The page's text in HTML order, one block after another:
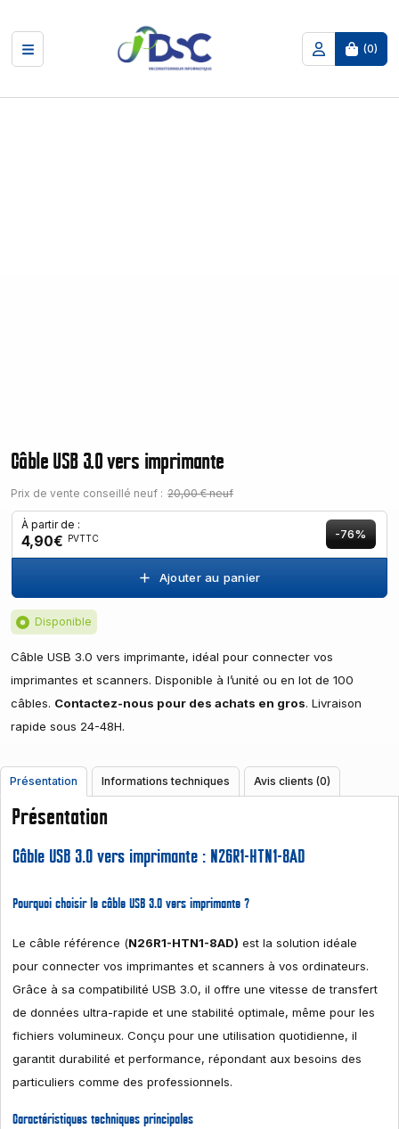
(0)
Câble USB 3.0 vers imprimante
Prix de vente conseillé neuf : 20,00 € neuf
À partir de :
4,90€ PVTTC -76%
Ajouter au panier
Disponible
Câble USB 3.0 vers imprimante, idéal pour connecter vos
imprimantes et scanners. Disponible à l’unité ou en lot de 100
câbles. Contactez-nous pour des achats en gros. Livraison
rapide sous 24-48H.
Présentation Informations techniques Avis clients (0)
Présentation
Câble USB 3.0 vers imprimante : N26R1-HTN1-8AD
Pourquoi choisir le câble USB 3.0 vers imprimante ?
Le câble référence (N26R1-HTN1-8AD) est la solution idéale
pour connecter vos imprimantes et scanners à vos ordinateurs.
Grâce à sa compatibilité USB 3.0, il offre une vitesse de transfert
de données ultra-rapide et une stabilité optimale, même pour les
fichiers volumineux. Conçu pour une utilisation quotidienne, il
garantit durabilité et performance, répondant aux besoins des
particuliers comme des professionnels.
Caractéristiques techniques principales